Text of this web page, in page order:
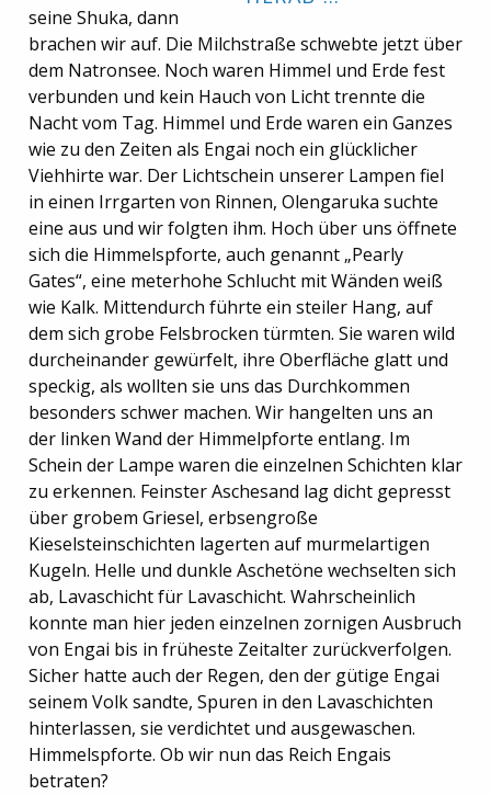
seine Shuka, dann
brachen wir auf. Die Milchstraße schwebte jetzt über
dem Natronsee. Noch waren Himmel und Erde fest
verbunden und kein Hauch von Licht trennte die
Nacht vom Tag. Himmel und Erde waren ein Ganzes
wie zu den Zeiten als Engai noch ein glücklicher
Viehhirte war. Der Lichtschein unserer Lampen fiel
in einen Irrgarten von Rinnen, Olengaruka suchte
eine aus und wir folgten ihm. Hoch über uns öffnete
sich die Himmelspforte, auch genannt „Pearly
Gates“, eine meterhohe Schlucht mit Wänden weiß
wie Kalk. Mittendurch führte ein steiler Hang, auf
dem sich grobe Felsbrocken türmten. Sie waren wild
durcheinander gewürfelt, ihre Oberfläche glatt und
speckig, als wollten sie uns das Durchkommen
besonders schwer machen. Wir hangelten uns an
der linken Wand der Himmelpforte entlang. Im
Schein der Lampe waren die einzelnen Schichten klar
zu erkennen. Feinster Aschesand lag dicht gepresst
über grobem Griesel, erbsengroße
Kieselsteinschichten lagerten auf murmelartigen
Kugeln. Helle und dunkle Aschetöne wechselten sich
ab, Lavaschicht für Lavaschicht. Wahrscheinlich
konnte man hier jeden einzelnen zornigen Ausbruch
von Engai bis in früheste Zeitalter zurückverfolgen.
Sicher hatte auch der Regen, den der gütige Engai
seinem Volk sandte, Spuren in den Lavaschichten
hinterlassen, sie verdichtet und ausgewaschen.
Himmelspforte. Ob wir nun das Reich Engais
betraten?